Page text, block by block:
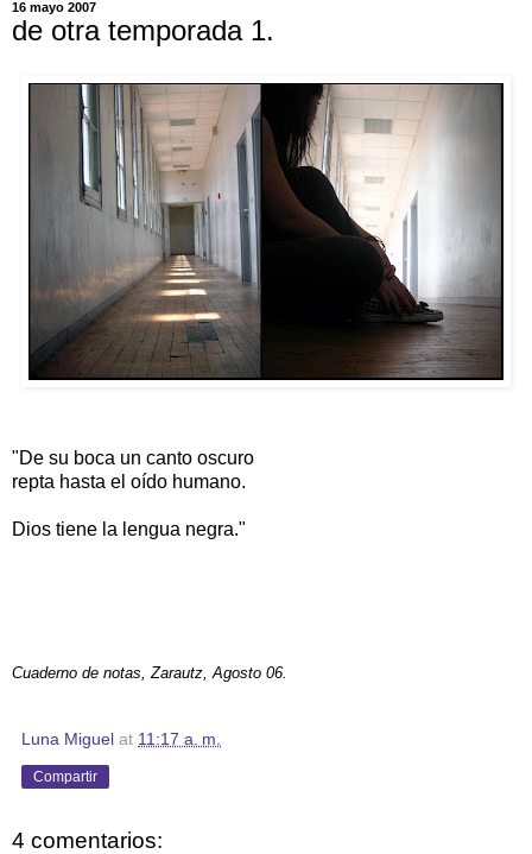
16 mayo 2007
de otra temporada 1.
"De su boca un canto oscuro
repta hasta el oído humano.
Dios tiene la lengua negra."
Cuaderno de notas, Zarautz, Agosto 06.
Luna Miguel at 11:17 a. m.
Compartir
4 comentarios: